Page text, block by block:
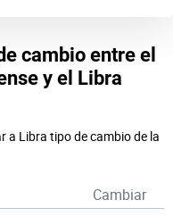
cambio entre el
y el Libra
a Libra tipo de cambio de la
Cambiar